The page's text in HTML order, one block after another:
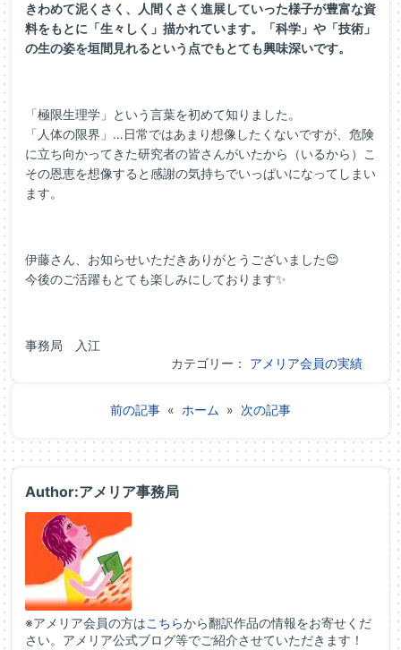
きわめて泥くさく、
人間くさく進展していった様子が豊富な資
料をもとに「生々しく」 描かれています。「科学」や「技術」
の生の姿を垣間見れるという点でもとても興味深いです。
「極限生理学」という言葉を初めて知りました。
「人体の限界」…日常ではあまり想像したくないですが、危険
に立ち向かってきた研究者の皆さんがいたから（いるから）こ
その恩恵を想像すると感謝の気持ちでいっぱいになってしまい
ます。
伊藤さん、お知らせいただきありがとうございました😊
今後のご活躍もとても楽しみにしております✨
事務局 入江
カテゴリー： アメリア会員の実績
前の記事 « ホーム » 次の記事
Author:アメリア事務局
※アメリア会員の方はこちらから翻訳作品の情報をお寄せくだ
さい。アメリア公式ブログ等でご紹介させていただきます！